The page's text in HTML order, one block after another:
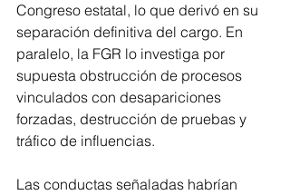
Congreso estatal, lo que derivó en su
separación definitiva del cargo. En
paralelo, la FGR lo investiga por
supuesta obstrucción de procesos
vinculados con desapariciones
forzadas, destrucción de pruebas y
tráfico de influencias.
Las conductas señaladas habrían